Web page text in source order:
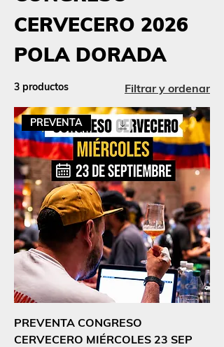
CERVECERO 2026
POLA DORADA
3 productos Filtrar y ordenar
PREVENTA
PREVENTA CONGRESO
CERVECERO MIÉRCOLES 23 SEP